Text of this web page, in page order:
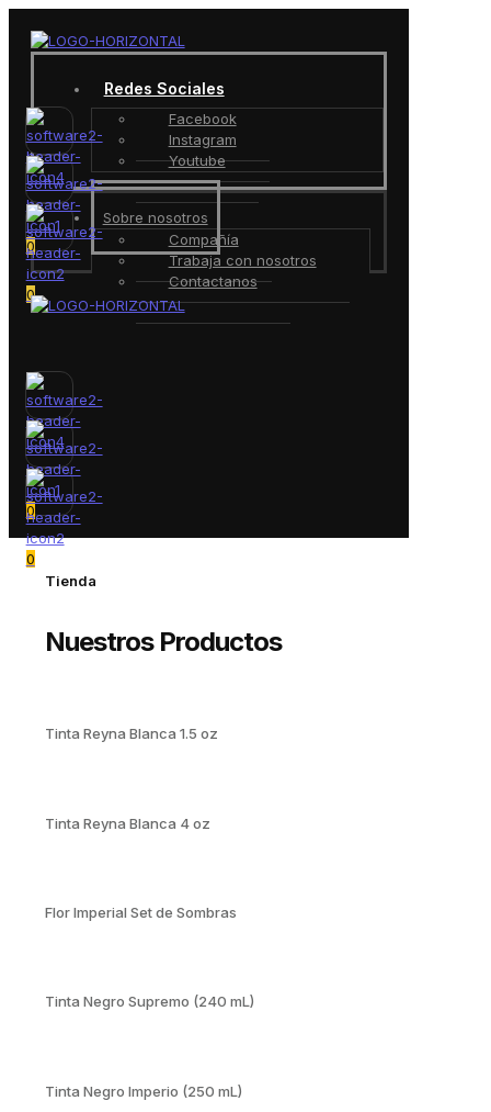
Redes Sociales
Facebook
Instagram
Youtube
Sobre nosotros
Compañía
Trabaja con nosotros
Contactanos
0
0
0
0
Tienda
Nuestros Productos
Tinta Reyna Blanca 1.5 oz
Tinta Reyna Blanca 4 oz
Flor Imperial Set de Sombras
Tinta Negro Supremo (240 mL)
Tinta Negro Imperio (250 mL)